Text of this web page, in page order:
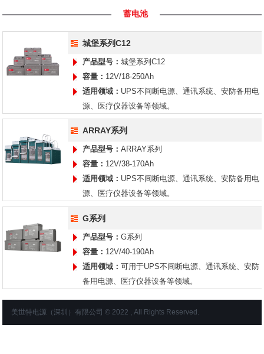
蓄电池
城堡系列C12
产品型号：城堡系列C12
容量： 12V/18-250Ah
适用领域： UPS不间断电源、通讯系统、安防备用电
源、医疗仪器设备等领域。
ARRAY系列
产品型号：ARRAY系列
容量： 12V/38-170Ah
适用领域： UPS不间断电源、通讯系统、安防备用电
源、医疗仪器设备等领域。
G系列
产品型号：G系列
容量： 12V/40-190Ah
适用领域：可用于UPS不间断电源、通讯系统、安防
备用电源、医疗仪器设备等领域。
美世特电源（深圳）有限公司 © 2022 , All Rights Reserved.